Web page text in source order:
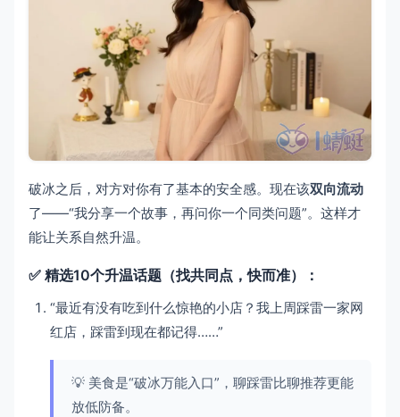
破冰之后，对方对你有了基本的安全感。现在该双向流动
了——“我分享一个故事，再问你一个同类问题”。这样才
能让关系自然升温。
✅ 精选10个升温话题（找共同点，快而准）：
“最近有没有吃到什么惊艳的小店？我上周踩雷一家网
红店，踩雷到现在都记得……”
💡 美食是“破冰万能入口”，聊踩雷比聊推荐更能
放低防备。